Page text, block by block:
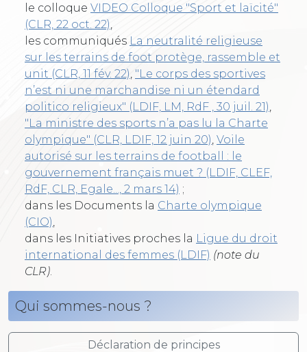
le colloque VIDEO Colloque "Sport et laïcité"
(CLR, 22 oct. 22)
les communiqués La neutralité religieuse
sur les terrains de foot protège, rassemble et
unit (CLR, 11 fév. 22) "Le corps des sportives
n’est ni une marchandise ni un étendard
politico religieux" (LDIF, LM, RdF , 30 juil. 21)
"La ministre des sports n’a pas lu la Charte
olympique" (CLR, LDIF, 12 juin 20) Voile
autorisé sur les terrains de football : le
gouvernement français muet ? (LDIF, CLEF,
RdF, CLR, Egale..., 2 mars 14) ;
dans les Documents la Charte olympique
(CIO)
dans les Initiatives proches la Ligue du droit
international des femmes (LDIF) (note du
CLR)
Qui sommes-nous ?
Déclaration de principes